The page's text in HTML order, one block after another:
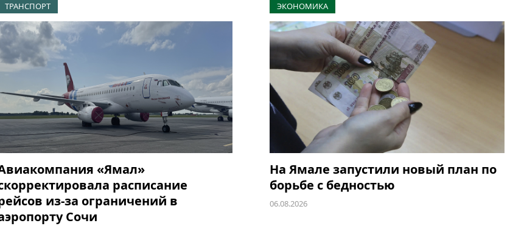
ТРАНСПОРТ
«Ямал»
расписание
из-за ограничений в
Сочи
ЭКОНОМИКА
На Ямале запустили новый план по
борьбе с бедностью
06.08.2026